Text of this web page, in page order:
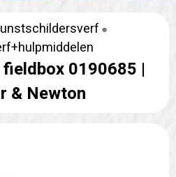
0190685 |
& Newton